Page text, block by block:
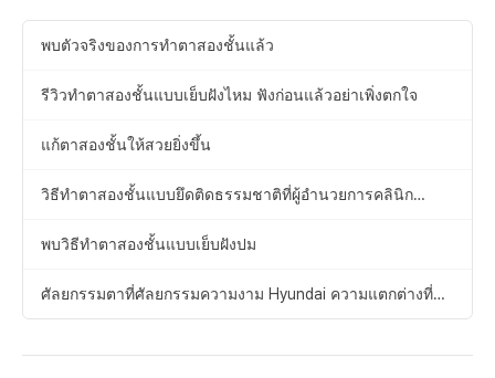
พบตัวจริงของการทำตาสองชั้นแล้ว
รีวิวทำตาสองชั้นแบบเย็บฝังไหม ฟังก่อนแล้วอย่าเพิ่งตกใจ
แก้ตาสองชั้นให้สวยยิ่งขึ้น
วิธีทำตาสองชั้นแบบยึดติดธรรมชาติที่ผู้อำนวยการคลินิก
พบวิธีทำตาสองชั้นแบบเย็บฝังปม
ศัลยกรรมตาที่ศัลยกรรมความงาม Hyundai ความแตกต่างที่
สัมผัสได้ตั้งแต่เริ่มต้น